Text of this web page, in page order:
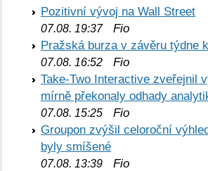
Pozitivní vývoj na Wall Street
07.08. 19:37Fio
Pražská burza v závěru týdne
07.08. 16:52 Fio
Take-Two Interactive zveřejnil
mírně překonaly odhady
07.08. 15:25 Fio
Groupon zvýšil celoroční
byly smíšené
07.08. 13:39 Fio